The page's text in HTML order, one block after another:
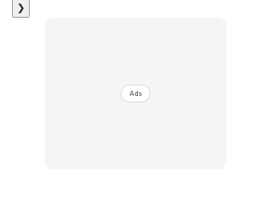
❯
Ads